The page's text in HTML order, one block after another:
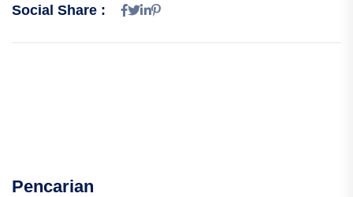
Social Share :
Pencarian